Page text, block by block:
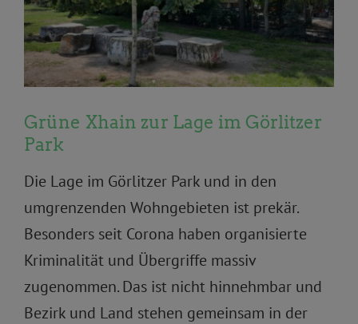
Grüne Xhain zur Lage im Görlitzer
Park
Die Lage im Görlitzer Park und in den
umgrenzenden Wohngebieten ist prekär.
Besonders seit Corona haben organisierte
Kriminalität und Übergriffe massiv
zugenommen. Das ist nicht hinnehmbar und
Bezirk und Land stehen gemeinsam in der